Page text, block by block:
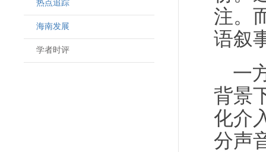
热点追踪
海南发展
学者时评
注。
语叙
一
背景
化介
分声